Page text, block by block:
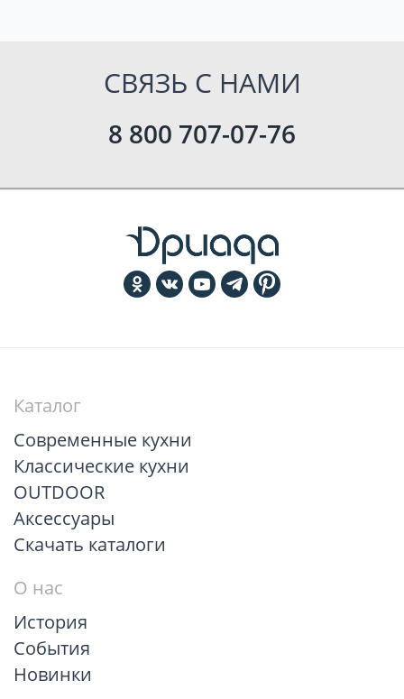
СВЯЗЬ С НАМИ
8 800 707-07-76
Каталог
Современные кухни
Классические кухни
OUTDOOR
Аксессуары
Скачать каталоги
О нас
История
События
Новинки